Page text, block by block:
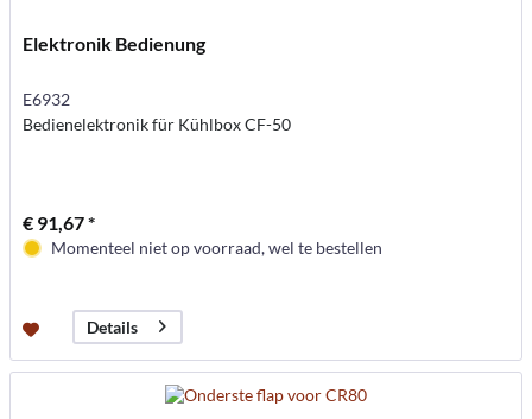
Elektronik Bedienung
E6932
Bedienelektronik für Kühlbox CF-50
€ 91,67 *
Momenteel niet op voorraad, wel te bestellen
Details